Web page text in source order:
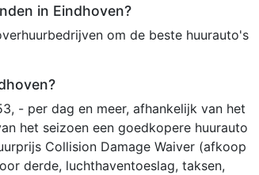
in Eindhoven?
om de beste huurauto's
- per dag en meer, afhankelijk van het
het seizoen een goedkopere huurauto
Collision Damage Waiver (afkoop
derde, luchthaventoeslag, taksen,